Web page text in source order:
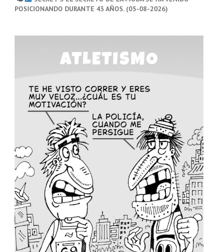
POSICIONANDO DURANTE 43 AÑOS. (05-08-2026)